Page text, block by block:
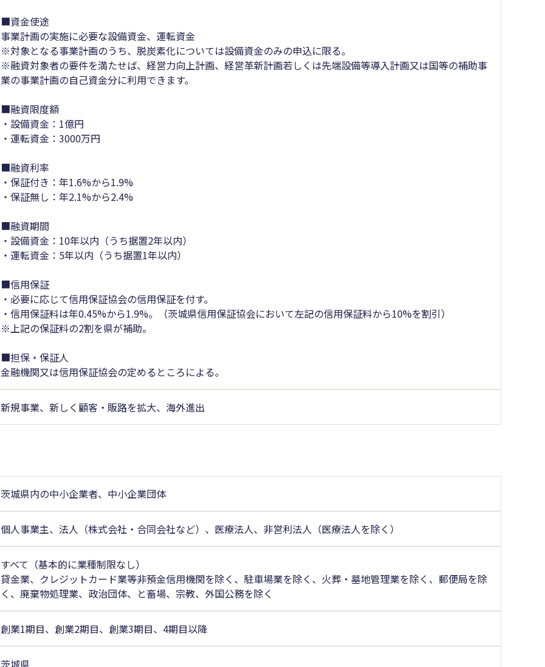
■資金使途
事業計画の実施に必要な設備資金、運転資金
※対象となる事業計画のうち、脱炭素化については設備資金のみの申込に限る。
※融資対象者の要件を満たせば、経営力向上計画、経営革新計画若しくは先端設備等導入計画又は国等の補助事
業の事業計画の自己資金分に利用できます。
■融資限度額
・設備資金：1億円
・運転資金：3000万円
■融資利率
・保証付き：年1.6%から1.9%
・保証無し：年2.1%から2.4%
■融資期間
・設備資金：10年以内（うち据置2年以内）
・運転資金：5年以内（うち据置1年以内）
■信用保証
・必要に応じて信用保証協会の信用保証を付す。
・信用保証料は年0.45%から1.9%。（茨城県信用保証協会において左記の信用保証料から10%を割引）
※上記の保証料の2割を県が補助。
■担保・保証人
金融機関又は信用保証協会の定めるところによる。
新規事業、新しく顧客・販路を拡大、海外進出
茨城県内の中小企業者、中小企業団体
個人事業主、法人（株式会社・合同会社など）、医療法人、非営利法人（医療法人を除く）
すべて（基本的に業種制限なし）
貸金業、クレジットカード業等非預金信用機関を除く、駐車場業を除く、火葬・墓地管理業を除く、郵便局を除
く、廃棄物処理業、政治団体、と畜場、宗教、外国公務を除く
創業1期目、創業2期目、創業3期目、4期目以降
茨城県